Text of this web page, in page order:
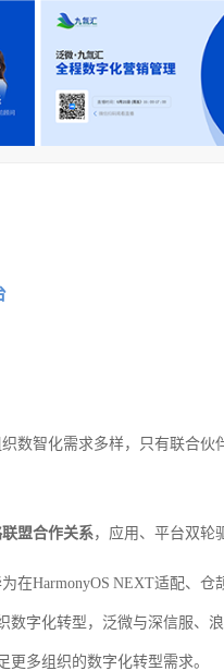
数智化需求多样，只有联合
盟合作关系，应用、平台双轮
为在HarmonyOS NEXT适配、
数字化转型，泛微与深信服、
多组织的数字化转型需求。